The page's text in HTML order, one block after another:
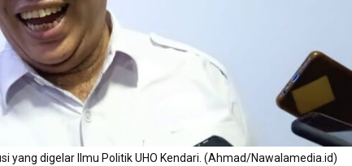
yang digelar Ilmu Politik UHO Kendari. (Ahmad/Nawalamedia.id)